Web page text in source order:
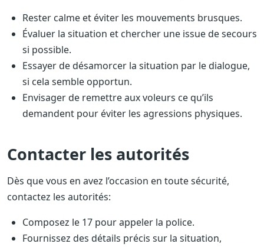
Rester calme et éviter les mouvements brusques.
Évaluer la situation et chercher une issue de secours
si possible.
Essayer de désamorcer la situation par le dialogue,
si cela semble opportun.
Envisager de remettre aux voleurs ce qu’ils
demandent pour éviter les agressions physiques.
Contacter les autorités
Dès que vous en avez l’occasion en toute sécurité,
contactez les autorités:
Composez le 17 pour appeler la police.
Fournissez des détails précis sur la situation,